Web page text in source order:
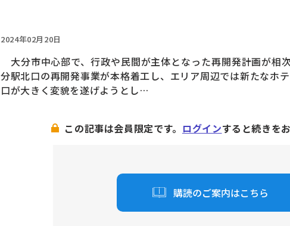
2024年02月20日
大分市中心部で、行政や民間が主体となった再開発計画が相
分駅北口の再開発事業が本格着工し、エリア周辺では新たなホ
口が大きく変貌を遂げようとし…
この記事は会員限定です。 ログインすると続きを
購読のご案内はこちら